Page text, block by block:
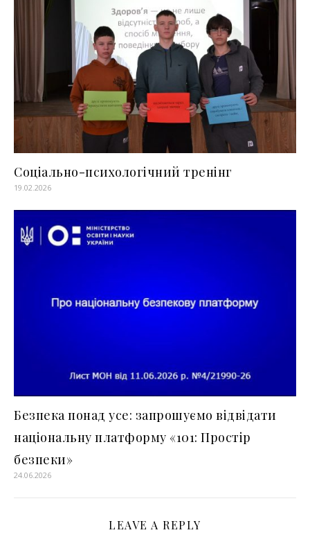
Соціально-психологічний тренінг
19.02.2026
Безпека понад усе: запрошуємо відвідати
національну платформу «101: Простір
безпеки»
24.06.2026
LEAVE A REPLY